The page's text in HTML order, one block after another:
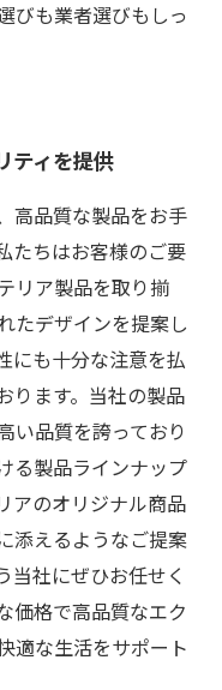
びも業者選びもしっ
ティを提供
高品質な製品をお手
たちはお客様のご要
リア製品を取り揃
たデザインを提案し
にも十分な注意を払
ります。当社の製品
い品質を誇っており
る製品ラインナップ
アのオリジナル商品
添えるようなご提案
当社にぜひお任せく
価格で高品質なエク
適な生活をサポート